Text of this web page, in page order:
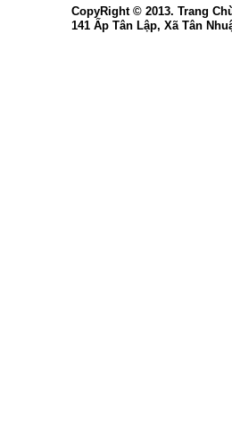
CopyRight © 2013. Trang
141 Ấp Tân Lập, Xã Tân